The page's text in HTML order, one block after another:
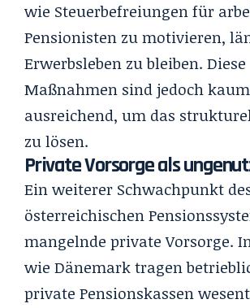
wie Steuerbefreiungen für
Pensionisten zu motivieren,
Erwerbsleben zu bleiben. Diese
Maßnahmen sind jedoch kaum
ausreichend, um das
zu lösen.
Private Vorsorge als
Ein weiterer Schwachpunkt
österreichischen
mangelnde private Vorsorge.
wie Dänemark tragen
private Pensionskassen